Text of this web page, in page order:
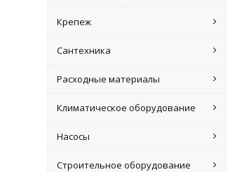
Крепеж
Сантехника
Расходные материалы
Климатическое оборудование
Насосы
Строительное оборудование